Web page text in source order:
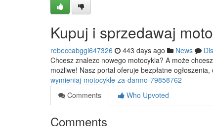
Kupuj i sprzedawaj
rebeccabggi647326 443 days ago News
Chcesz znalezc nowego motocykla? A może
możliwe! Nasz portal oferuje bezpłatne
wymieniaj-motocykle-za-darmo-79858762
Comments
Who Upvoted
Comments